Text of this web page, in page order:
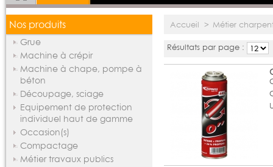
Accueil > Métier
Résultats par page :
Nos produits
Grue
Machine à crépir
Machine à chape, pompe à
béton
Découpage, sciage
Equipement de protection
individuel haut de gamme
Occasion(s)
Compactage
Métier travaux publics